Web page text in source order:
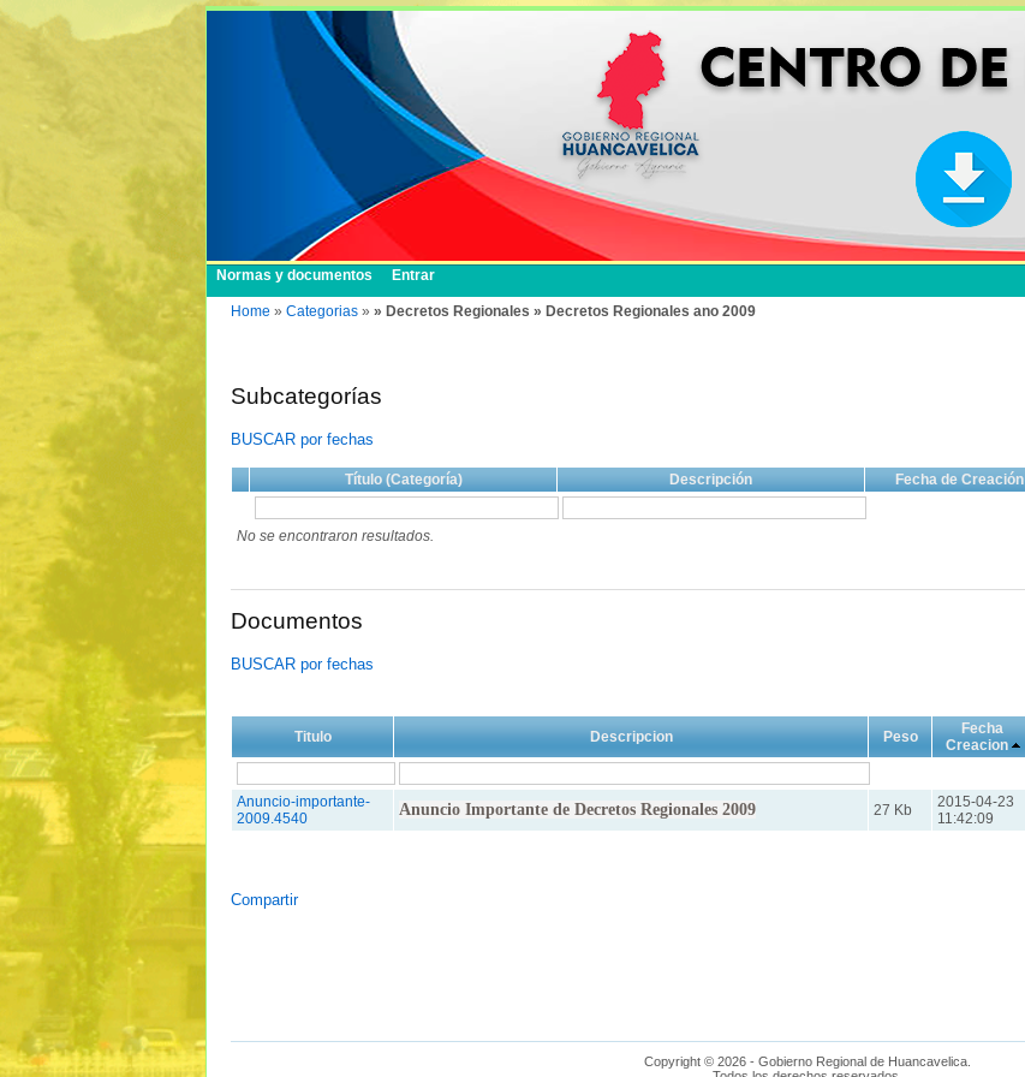
Normas y documentos Entrar
Home » Categorias » » Decretos Regionales » Decretos Regionales ano 2009
Subcategorías
BUSCAR por fechas
Título (Categoría) Descripción Fecha de Creación
No se encontraron resultados.
Documentos
BUSCAR por fechas
Titulo Descripcion Peso
Fecha
Creacion
Anuncio-importante-
2009.4540
Anuncio Importante de Decretos Regionales 2009 27 Kb
2015-04-23
11:42:09
Compartir
Copyright © 2026 - Gobierno Regional de Huancavelica.